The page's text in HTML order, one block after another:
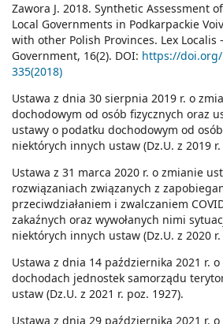
Zawora J. 2018. Synthetic Assessment
Local Governments in Podkarpackie
with other Polish Provinces. Lex Localis
Government, 16(2). DOI: https://doi.org/
335(2018)
Ustawa z dnia 30 sierpnia 2019 r. o
dochodowym od osób fizycznych oraz
ustawy o podatku dochodowym od
niektórych innych ustaw (Dz.U. z 2019 r.
Ustawa z 31 marca 2020 r. o zmianie
rozwiązaniach związanych z
przeciwdziałaniem i zwalczaniem
zakaźnych oraz wywołanych nimi
niektórych innych ustaw (Dz.U. z 2020 r.
Ustawa z dnia 14 października 2021 r.
dochodach jednostek samorządu
ustaw (Dz.U. z 2021 r. poz. 1927).
Ustawa z dnia 29 października 2021 r.